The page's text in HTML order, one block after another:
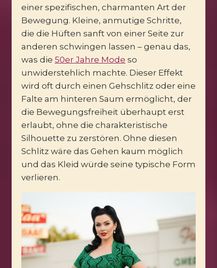
einer spezifischen, charmanten Art der
Bewegung. Kleine, anmutige Schritte,
die die Hüften sanft von einer Seite zur
anderen schwingen lassen – genau das,
was die 50er Jahre Mode so
unwiderstehlich machte. Dieser Effekt
wird oft durch einen Gehschlitz oder eine
Falte am hinteren Saum ermöglicht, der
die Bewegungsfreiheit überhaupt erst
erlaubt, ohne die charakteristische
Silhouette zu zerstören. Ohne diesen
Schlitz wäre das Gehen kaum möglich
und das Kleid würde seine typische Form
verlieren.